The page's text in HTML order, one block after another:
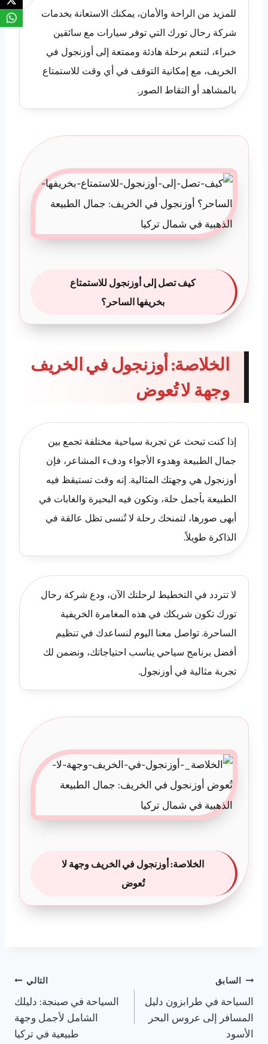
للمزيد من الراحة والأمان، يمكنك الاستعانة بخدمات
شركة رحال تورك التي توفر سيارات مع سائقين
خبراء، لتنعم برحلة هادئة وممتعة إلى أوزنجول في
الخريف، مع إمكانية التوقف في أي وقت للاستمتاع
بالمشاهد أو التقاط الصور.
كيف تصل إلى أوزنجول للاستمتاع
بخريفها الساحر؟
الخلاصة: أوزنجول في الخريف
وجهة لا تُعوض
إذا كنت تبحث عن تجربة سياحية مختلفة تجمع بين
جمال الطبيعة وهدوء الأجواء ودفء المشاعر، فإن
أوزنجول هي وجهتك المثالية. إنه وقت تستيقظ فيه
الطبيعة بأجمل حلة، وتكون فيه البحيرة والغابات في
أبهى صورها، لتمنحك رحلة لا تُنسى تظل عالقة في
الذاكرة طويلاً.
لا تتردد في التخطيط لرحلتك الآن، ودع شركة رحال
تورك تكون شريكك في هذه المغامرة الخريفية
الساحرة. تواصل معنا اليوم لنساعدك في تنظيم
أفضل برنامج سياحي يناسب احتياجاتك، ونضمن لك
تجربة مثالية في أوزنجول.
الخلاصة: أوزنجول في الخريف وجهة لا
تُعوض
تصفّح
المقالات
السابق
السياحة في طرابزون دليل
المسافر إلى عروس البحر
الأسود
التالي
السياحة في صبنجة: دليلك
الشامل لأجمل وجهة
طبيعية في تركيا